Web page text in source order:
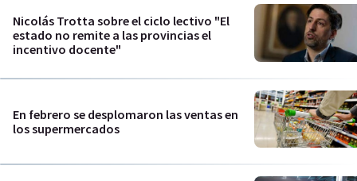
Nicolás Trotta sobre el ciclo lectivo "El
estado no remite a las provincias el
incentivo docente"
En febrero se desplomaron las ventas en
los supermercados